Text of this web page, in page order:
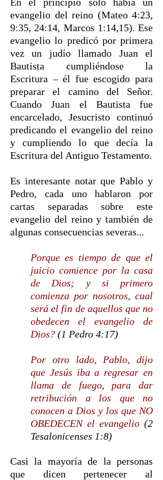
evangelio del reino (Mateo 4:23,
9:35, 24:14, Marcos 1:14,15). Ese
evangelio lo predicó por primera
vez un judío llamado Juan el
Bautista cumpliéndose la
Escritura – él fue escogido para
preparar el camino del Señor.
Cuando Juan el Bautista fue
encarcelado, Jesucristo continuó
predicando el evangelio del reino
y cumpliendo lo que decía la
Escritura del Antiguo Testamento.
Es interesante notar que Pablo y
Pedro, cada uno hablaron por
cartas separadas sobre este
evangelio del reino y también de
algunas consecuencias severas...
Porque es tiempo de que el
juicio comience por la casa
de Dios; y si primero
comienza por nosotros, cual
será el fin de aquellos que no
obedecen el evangelio de
Dios? (1 Pedro 4:17)
Por otro lado, Pablo, dijo
que Jesús iba a regresar en
llama de fuego, para dar
retribución a los que no
conocen a Dios y los que NO
OBEDECEN el evangelio (2
Tesalonicenses 1:8)
Casi la mayoría de la personas
que dicen pertenecer al